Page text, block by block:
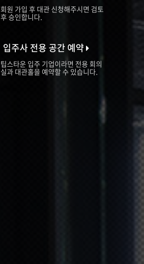
회원 가입 후 대관 신청해주시면 검토
후 승인합니다.
입주사 전용 공간 예약
팁스타운 입주 기업이라면 전용 회의
실과 대관홀을 예약할 수 있습니다.